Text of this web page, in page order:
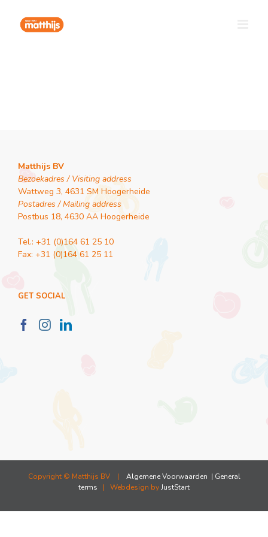
inhoud
Matthijs BV
Bezoekadres / Visiting address
Wattweg 3, 4631 SM Hoogerheide
Postadres / Mailing address
Postbus 18, 4630 AA Hoogerheide
Tel.: +31 (0)164 61 25 10
Fax: +31 (0)164 61 25 11
GET SOCIAL
Copyright © Matthijs BV | Algemene Voorwaarden | General
terms | Webdesign byJustStart